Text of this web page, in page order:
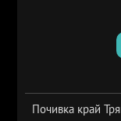
Почивка край